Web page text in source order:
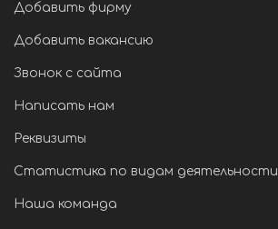
Добавить фирму
Добавить вакансию
Звонок с сайта
Написать нам
Реквизиты
Статистика по видам деятельности
Наша команда